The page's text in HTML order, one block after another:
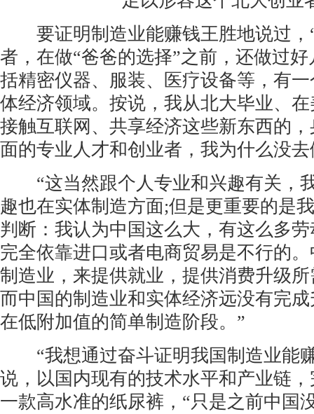
要证明制造业能赚钱王胜地说过，
者，在做“爸爸的选择”之前，还做过
括精密仪器、服装、医疗设备等，有
体经济领域。按说，我从北大毕业、
接触互联网、共享经济这些新东西的
面的专业人才和创业者，我为什么没
“这当然跟个人专业和兴趣有关，
趣也在实体制造方面;但是更重要的是
判断：我认为中国这么大，有这么多
完全依靠进口或者电商贸易是不行的
制造业，来提供就业，提供消费升级
而中国的制造业和实体经济远没有完
在低附加值的简单制造阶段。”
“我想通过奋斗证明我国制造业能
说，以国内现有的技术水平和产业链
一款高水准的纸尿裤，“只是之前中国